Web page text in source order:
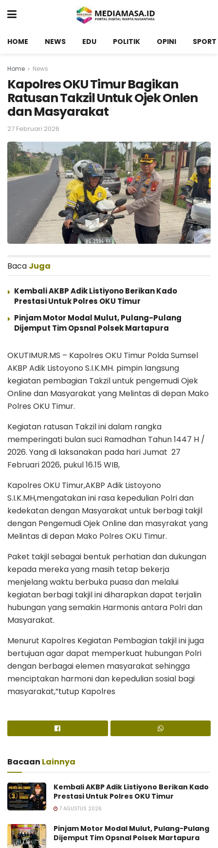
HOME NEWS EDU POLITIK OPINI SPORT
Home News
Kapolres OKU Timur Bagikan
Ratusan Takzil Untuk Ojek Onlen
dan Masyarakat
27 Februari 2026
Baca Juga
Kembali AKBP Adik Listiyono Berikan Kado
Prestasi Untuk Polres OKU Timur
Pinjam Motor Modal Mulut, Pulang-Pulang
Dijemput Tim Opsnal Polsek Martapura
OKUTIMUR.MS – Kapolres OKU Timur Polda Sumsel
AKBP Adik Listoyono S.I.K.MH. pimpin langsung
kegiatan pembagian Takzil untuk pengemudi Ojek
Online dan Masyarakat yang Melintas di depan Mako
Polres OKU Timur.
Kegiatan ratusan Takzil ini dalam rangka
memperingati bulan suci Ramadhan Tahun 1447 H /
2026. Yang di laksanakan pada hari Jumat 27
Februari 2026, pukul 16.15 WIB,
Kapolres OKU Timur,AKBP Adik Listoyono
S.I.K.MH,mengatakan ini rasa kepedulian Polri dan
kedekatan dengan Masyarakat untuk berbagi takjil
dengan Pengemudi Ojek Online dan masyrakat yang
Melintas di depan Mako Polres OKU Timur.
Paket takjil sebagai bentuk perhatian dan dukungan
kepada mereka yang masih tetap bekerja
menjelang waktu berbuka puasa dan melalui
kegiatan berbagi takjil ini diharapkan dapat terjalin
hubungan yang semakin Harmonis antara Polri dan
Masyarakat.
Menurut Kapolres Kegiatan Pembagian takjil ini juga
bertujuan agar dapat memperkuat hubungan Polri
dengan berbagai elemen masyarakat sehingga
menciptakan harmoni dan kepedulian sosial bagi
masyarakat,”tutup Kapolres
Bacaan Lainnya
Kembali AKBP Adik Listiyono Berikan Kado
Prestasi Untuk Polres OKU Timur
7 AGUSTUS 2026
Pinjam Motor Modal Mulut, Pulang-Pulang
Dijemput Tim Opsnal Polsek Martapura